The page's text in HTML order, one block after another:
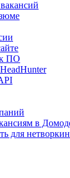
к ПО
в
для